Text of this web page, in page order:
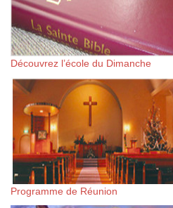
Découvrez l’école du Dimanche
Programme de Réunion